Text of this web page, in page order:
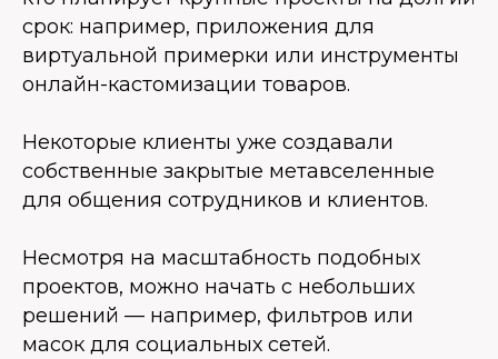
срок: например, приложения для
виртуальной примерки или инструменты
онлайн-кастомизации товаров.
Некоторые клиенты уже создавали
собственные закрытые метавселенные
для общения сотрудников и клиентов.
Несмотря на масштабность подобных
проектов, можно начать с небольших
решений — например, фильтров или
масок для социальных сетей.